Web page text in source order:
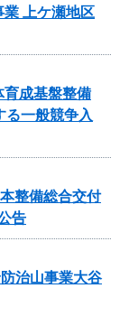
業 上ケ瀬地区
育成基盤整備
る一般競争入
整備総合交付
告
治山事業大谷